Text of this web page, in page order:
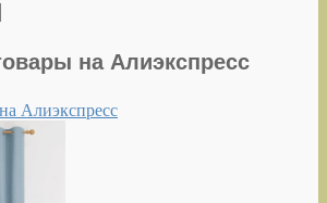
на Алиэкспресс
Алиэкспресс